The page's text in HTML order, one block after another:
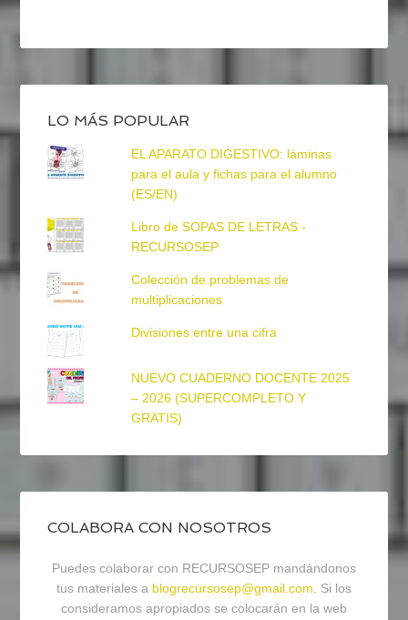
LO MÁS POPULAR
EL APARATO DIGESTIVO: láminas
para el aula y fichas para el alumno
(ES/EN)
Libro de SOPAS DE LETRAS -
RECURSOSEP
Colección de problemas de
multiplicaciones
Divisiones entre una cifra
NUEVO CUADERNO DOCENTE 2025
– 2026 (SUPERCOMPLETO Y
GRATIS)
COLABORA CON NOSOTROS
Puedes colaborar con RECURSOSEP mandándonos
tus materiales a blogrecursosep@gmail.com. Si los
consideramos apropiados se colocarán en la web